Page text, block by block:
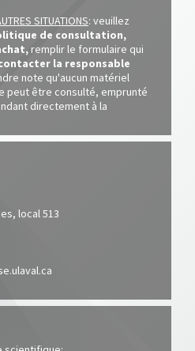
SITUATIONS: veuillez
de consultation,
remplir le formulaire qui
la responsable
note qu'aucun matériel
peut être consulté, emprunté
directement à la
local 513